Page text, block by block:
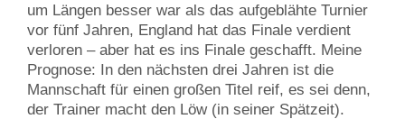
um Längen besser war als das aufgeblähte Turnier
vor fünf Jahren, England hat das Finale verdient
verloren – aber hat es ins Finale geschafft. Meine
Prognose: In den nächsten drei Jahren ist die
Mannschaft für einen großen Titel reif, es sei denn,
der Trainer macht den Löw (in seiner Spätzeit).